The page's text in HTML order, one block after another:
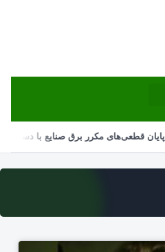
قطعی‌های مکرر برق صنایع با دستور